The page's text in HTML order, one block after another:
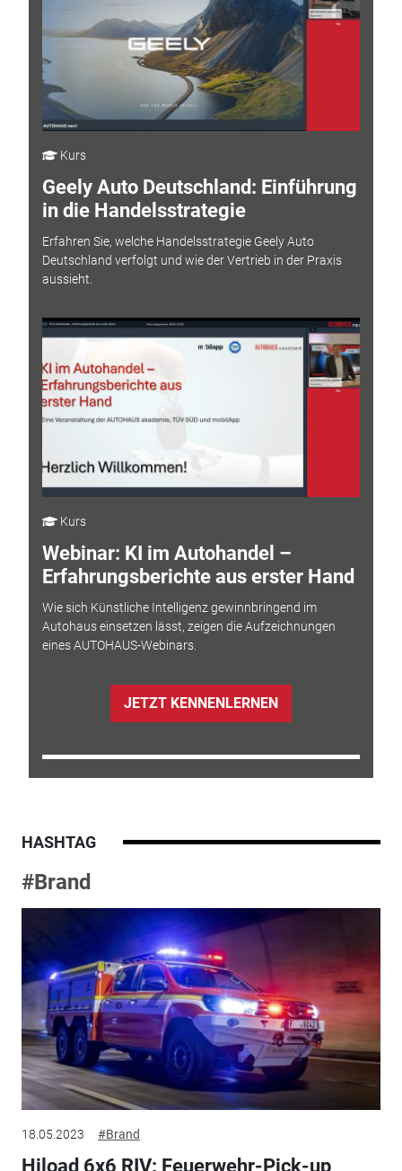
Kurs
Geely Auto Deutschland: Einführung
in die Handelsstrategie
Erfahren Sie, welche Handelsstrategie Geely Auto
Deutschland verfolgt und wie der Vertrieb in der Praxis
aussieht.
Kurs
Webinar: KI im Autohandel –
Erfahrungsberichte aus erster Hand
Wie sich Künstliche Intelligenz gewinnbringend im
Autohaus einsetzen lässt, zeigen die Aufzeichnungen
eines AUTOHAUS-Webinars.
JETZT KENNENLERNEN
HASHTAG
#Brand
18.05.2023 #Brand
Hiload 6x6 RIV: Feuerwehr-Pick-up